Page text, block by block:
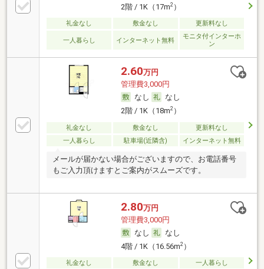
2階 / 1K（17m2）
礼金なし 敷金なし 更新料なし
一人暮らし インターネット無料
モニタ付インターホ
ン
2.60万円
管理費3,000円
なし
なし
2階 / 1K（18m2）
礼金なし 敷金なし
更新料なし
一人暮らし
駐車場(近隣含) インターネット無料
メールが届かない場合がございますので、お電話番号
もご入力頂けますとご案内がスムーズです。
2.80万円
管理費3,000円
なし
なし
4階 / 1K（16.56m2）
礼金なし 敷金なし
一人暮らし